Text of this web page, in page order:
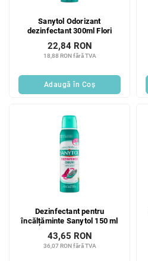
Sanytol Odorizant
dezinfectant 300ml Flori
18,88 RON fără TVA
22,84 RON
Adaugă în Coş
Dezinfectant pentru
încălțăminte Sanytol 150 ml
36,07 RON fără TVA
43,65 RON